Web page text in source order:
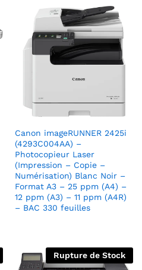
Canon imageRUNNER 2425i
(4293C004AA) –
Photocopieur Laser
(Impression – Copie –
Numérisation) Blanc Noir –
Format A3 – 25 ppm (A4) –
12 ppm (A3) – 11 ppm (A4R)
– BAC 330 feuilles
Rupture de Stock